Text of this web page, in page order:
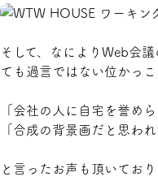
そして、なによりWeb会
ても過言ではない位かっ
「会社の人に自宅を誉めら
「合成の背景画だと思われ
と言ったお声も頂いてお